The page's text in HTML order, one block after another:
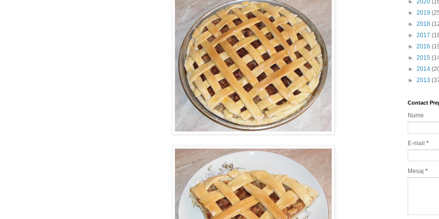
► 2020
► 2019
► 2018
► 2017
► 2016
► 2015
► 2014
► 2013
Contact
Nume
E-mail *
Mesaj *